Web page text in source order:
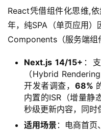
React凭借组件化思维,
年，纯SPA（单页应用
Components（服务端组
Next.js 14/15+ ：
（Hybrid
开发者调查， 68%
内置的ISR（增量静
秒级更新内容，同时
适用场景 ：电商首页